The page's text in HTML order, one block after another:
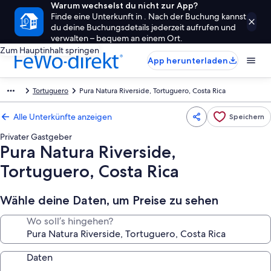
Warum wechselst du nicht zur App?
Finde eine Unterkunft in . Nach der Buchung kannst
du deine Buchungsdetails jederzeit aufrufen und
verwalten – bequem an einem Ort.
Zum Hauptinhalt springen
App herunterladen
Tortuguero Pura Natura Riverside, Tortuguero, Costa Rica
Alle Unterkünfte anzeigen Speichern
Privater Gastgeber
Pura Natura Riverside,
Tortuguero, Costa Rica
Wähle deine Daten, um Preise zu sehen
Wo soll’s hingehen?
Daten